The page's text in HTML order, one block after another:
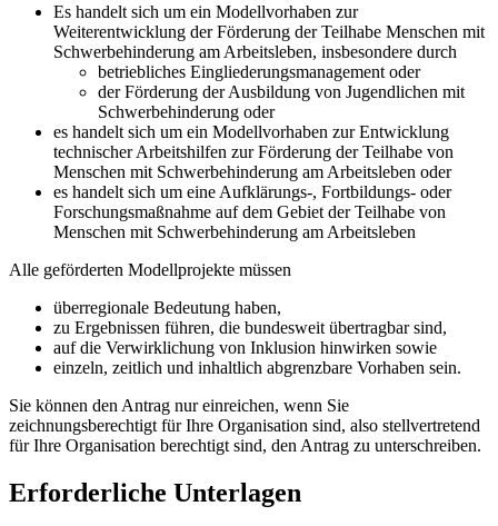
Es handelt sich um ein Modellvorhaben zur
Weiterentwicklung der Förderung der Teilhabe Menschen mit
Schwerbehinderung am Arbeitsleben, insbesondere durch
betriebliches Eingliederungsmanagement oder
der Förderung der Ausbildung von Jugendlichen mit
Schwerbehinderung oder
es handelt sich um ein Modellvorhaben zur Entwicklung
technischer Arbeitshilfen zur Förderung der Teilhabe von
Menschen mit Schwerbehinderung am Arbeitsleben oder
es handelt sich um eine Aufklärungs-, Fortbildungs- oder
Forschungsmaßnahme auf dem Gebiet der Teilhabe von
Menschen mit Schwerbehinderung am Arbeitsleben
Alle geförderten Modellprojekte müssen
überregionale Bedeutung haben,
zu Ergebnissen führen, die bundesweit übertragbar sind,
auf die Verwirklichung von Inklusion hinwirken sowie
einzeln, zeitlich und inhaltlich abgrenzbare Vorhaben sein.
Sie können den Antrag nur einreichen, wenn Sie
zeichnungsberechtigt für Ihre Organisation sind, also stellvertretend
für Ihre Organisation berechtigt sind, den Antrag zu unterschreiben.
Erforderliche Unterlagen